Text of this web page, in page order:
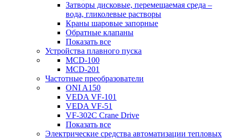
Затворы дисковые, перемещаемая среда –
вода, гликолевые растворы
Краны шаровые запорные
Обратные клапаны
Показать все
Устройства плавного пуска
MCD-100
MCD-201
Частотные преобразователи
ONI A150
VEDA VF-101
VEDA VF-51
VF-302C Crane Drive
Показать все
Электрические средства автоматизации тепловых